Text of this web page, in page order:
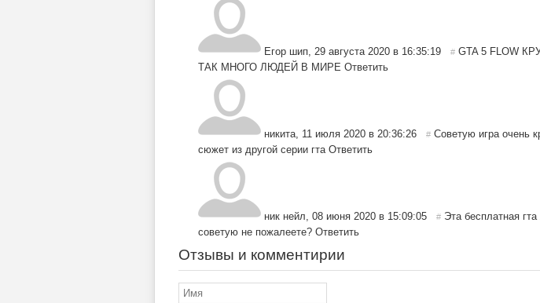
Егор шип, 29 августа 2020 в 16:35:19 # GTA 5 FLOW
ТАК МНОГО ЛЮДЕЙ В МИРЕ Ответить
никита, 11 июля 2020 в 20:36:26 # Советую игра очень
сюжет из другой серии гта Ответить
ник нейл, 08 июня 2020 в 15:09:05 # Эта бесплатная
советую не пожалеете? Ответить
Отзывы и комментирии